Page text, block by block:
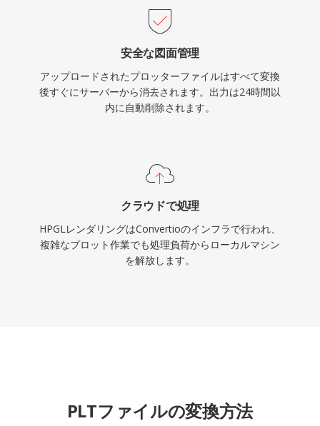
安全な図面管理
アップロードされたプロッターファイルはすべて変換
後すぐにサーバーから消去されます。出力は24時間以
内に自動削除されます。
クラウドで処理
HPGLレンダリングはConvertioのインフラで行われ、
複雑なプロット作業でも処理負荷からローカルマシン
を解放します。
PLTファイルの変換方法